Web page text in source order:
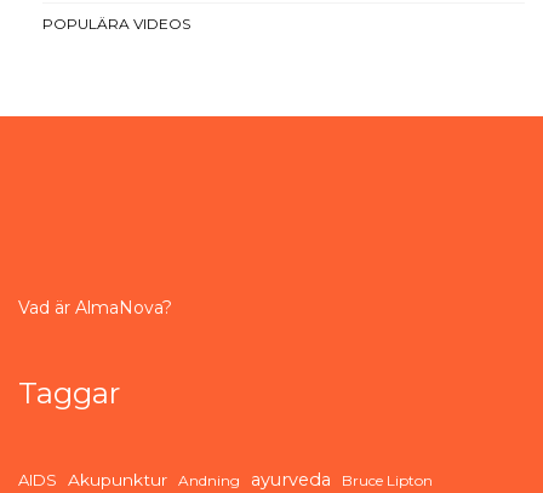
POPULÄRA VIDEOS
Vad är AlmaNova?
Taggar
AIDS Akupunktur Andning ayurveda Bruce Lipton